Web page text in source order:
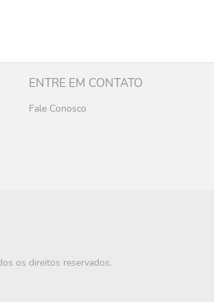
ENTRE EM CONTATO
Fale Conosco
os direitos reservados.